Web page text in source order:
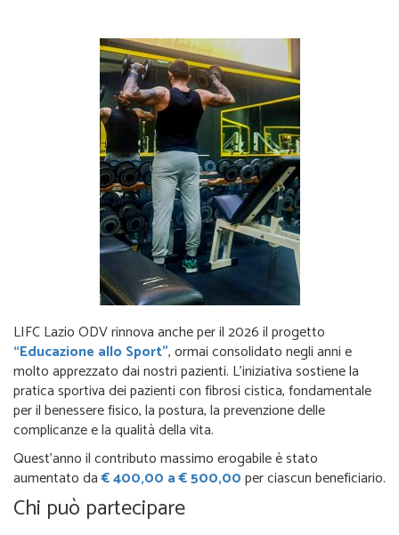
LIFC Lazio ODV rinnova anche per il 2026 il progetto
“Educazione allo Sport”, ormai consolidato negli anni e
molto apprezzato dai nostri pazienti. L’iniziativa sostiene la
pratica sportiva dei pazienti con fibrosi cistica, fondamentale
per il benessere fisico, la postura, la prevenzione delle
complicanze e la qualità della vita.
Quest’anno il contributo massimo erogabile è stato
aumentato da€ 400,00 a € 500,00per ciascun beneficiario.
Chi può partecipare